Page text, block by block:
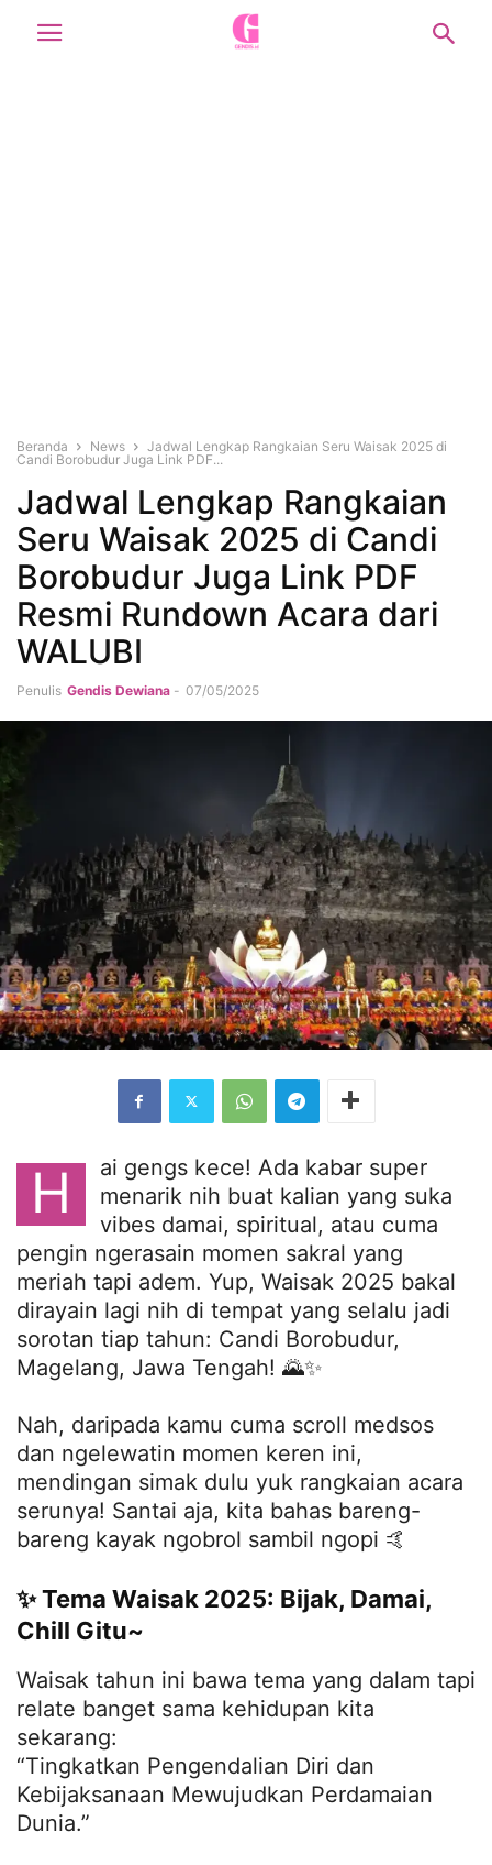
Beranda News
Jadwal Lengkap Rangkaian Seru Waisak 2025 di
Candi Borobudur Juga Link PDF...
Jadwal Lengkap Rangkaian
Seru Waisak 2025 di Candi
Borobudur Juga Link PDF
Resmi Rundown Acara dari
WALUBI
Penulis Gendis Dewiana - 07/05/2025
H
ai gengs kece! Ada kabar super
menarik nih buat kalian yang suka
vibes damai, spiritual, atau cuma
pengin ngerasain momen sakral yang
meriah tapi adem. Yup, Waisak 2025 bakal
dirayain lagi nih di tempat yang selalu jadi
sorotan tiap tahun: Candi Borobudur,
Magelang, Jawa Tengah! 🌄✨
Nah, daripada kamu cuma scroll medsos
dan ngelewatin momen keren ini,
mendingan simak dulu yuk rangkaian acara
serunya! Santai aja, kita bahas bareng-
bareng kayak ngobrol sambil ngopi 🤙
✨ Tema Waisak 2025: Bijak, Damai,
Chill Gitu~
Waisak tahun ini bawa tema yang dalam tapi
relate banget sama kehidupan kita
sekarang:
“Tingkatkan Pengendalian Diri dan
Kebijaksanaan Mewujudkan Perdamaian
Dunia.”